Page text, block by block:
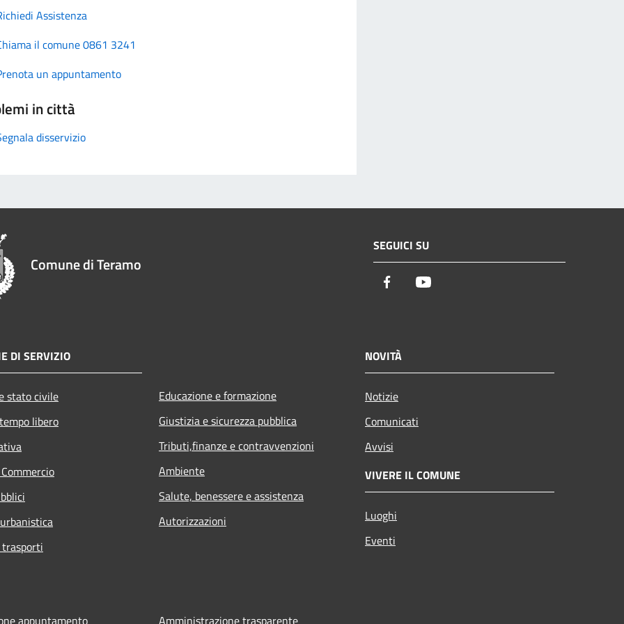
Assistenza
il comune 0861 3241
un appuntamento
in città
disservizio
Comune di Teramo
SEGUICI SU
Facebook
DI SERVIZIO
stato civile
libero
Educazione e formazione
Giustizia e sicurezza pubblica
Tributi,finanze e contravvenzioni
Ambiente
Salute, benessere e assistenza
Autorizzazioni
NOVITÀ
Notizie
Comunicati
Avvisi
VIVERE IL COMUNE
Luoghi
Eventi
appuntamento Amministrazione trasparente